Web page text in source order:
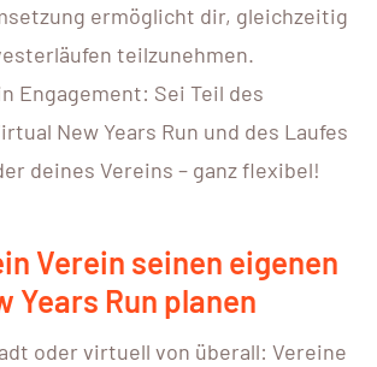
ermöglicht dir, gleichzeitig
teilzunehmen.
Engagement: Sei Teil des
New Years Run und des Laufes
deines Vereins – ganz flexibel!
Verein seinen eigenen
Years Run planen
oder virtuell von überall: Vereine